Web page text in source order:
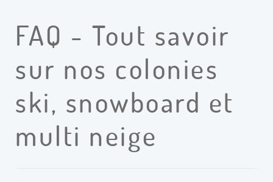
FAQ - Tout savoir
sur nos colonies
ski, snowboard et
multi neige